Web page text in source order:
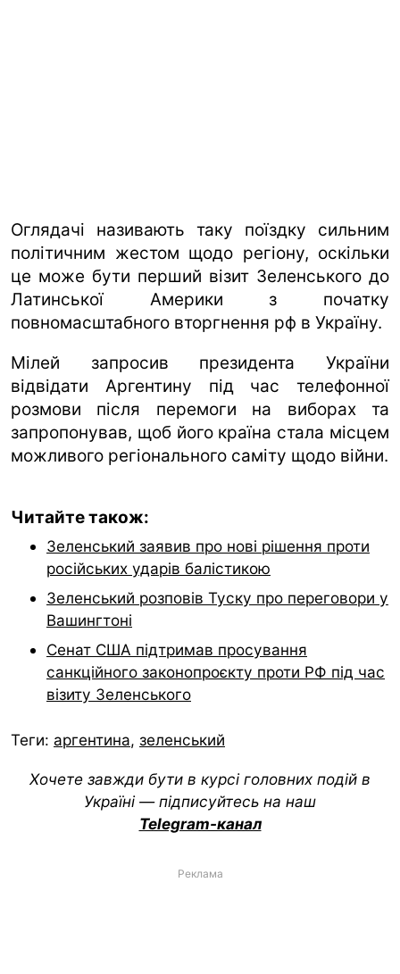
Оглядачі називають таку поїздку сильним
політичним жестом щодо регіону, оскільки
це може бути перший візит Зеленського до
Латинської Америки з початку
повномасштабного вторгнення рф в Україну.
Мілей запросив президента України
відвідати Аргентину під час телефонної
розмови після перемоги на виборах та
запропонував, щоб його країна стала місцем
можливого регіонального саміту щодо війни.
Читайте також:
Зеленський заявив про нові рішення проти
російських ударів балістикою
Зеленський розповів Туску про переговори у
Вашингтоні
Сенат США підтримав просування
санкційного законопроєкту проти РФ під час
візиту Зеленського
Теги: аргентина, зеленський
Хочете завжди бути в курсі головних подій в
Україні — підписуйтесь на наш
Telegram-канал
Реклама